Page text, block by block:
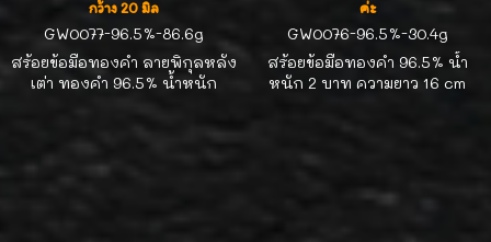
กว้าง 20 มิล
GW0077-96.5%-86.6g
สร้อยข้อมือทองคำ ลายพิกุลหลัง
เต่า ทองคำ 96.5% น้ำหนัก
ค่ะ
GW0076-96.5%-30.4g
สร้อยข้อมือทองคำ 96.5% น้ำ
หนัก 2 บาท ความยาว 16 cm